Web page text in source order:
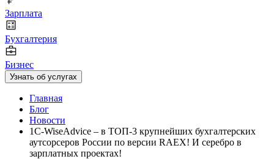
Зарплата
Бухгалтерия
Бизнес
Узнать об услугах
Главная
Блог
Новости
1C-WiseAdvice – в ТОП-3 крупнейших бухгалтерских
аутсорсеров России по версии RAEX! И серебро в
зарплатных проектах!